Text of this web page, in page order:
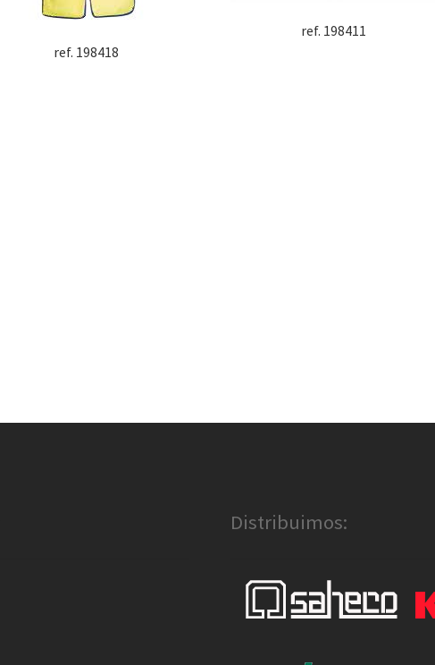
ref. 198418
ref. 198411
Distribuimos: